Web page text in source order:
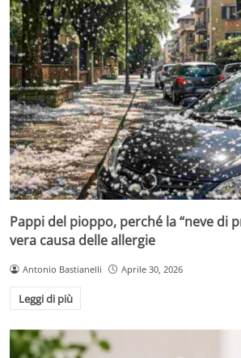
Pappi del pioppo, perché la “neve di
vera causa delle allergie
Antonio Bastianelli Aprile 30, 2026
Leggi di più